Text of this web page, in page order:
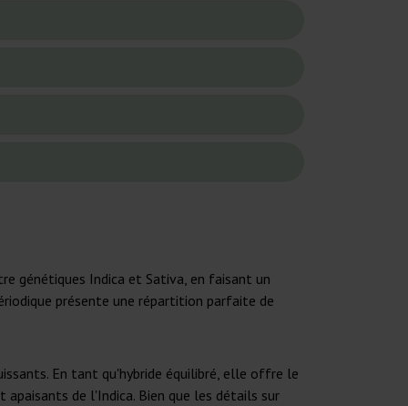
génétiques Indica et Sativa, en faisant un
présente une répartition parfaite de
En tant qu'hybride équilibré, elle offre le
de l'Indica. Bien que les détails sur